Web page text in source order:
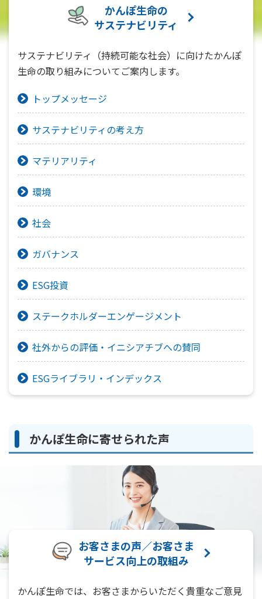
かんぽ生命の
サステナビリティ
サステナビリティ（持続可能な社会）に向けたかんぽ
生命の取り組みについてご案内します。
トップメッセージ
サステナビリティの考え方
マテリアリティ
環境
社会
ガバナンス
ESG投資
ステークホルダーエンゲージメント
社外からの評価・イニシアチブへの賛同
ESGライブラリ・インデックス
かんぽ生命に寄せられた声
お客さまの声／お客さま
サービス向上の取組み
かんぽ生命では、お客さまからいただく貴重なご意見